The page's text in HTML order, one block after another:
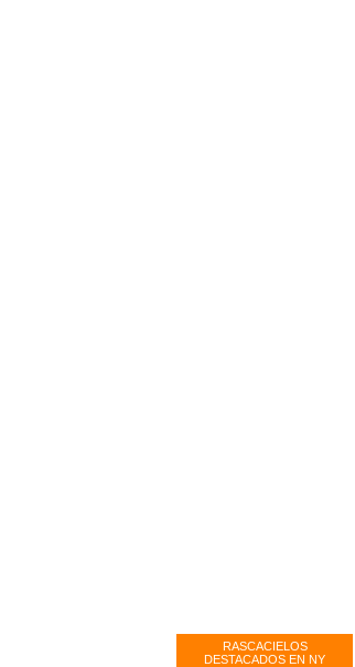
RASCACIELOS
DESTACADOS EN NY